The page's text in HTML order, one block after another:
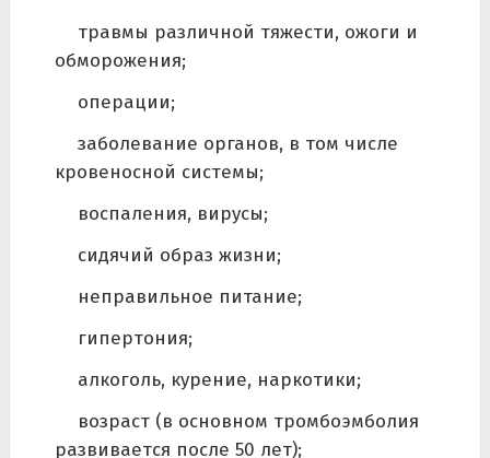
травмы различной тяжести, ожоги и
обморожения;
операции;
заболевание органов, в том числе
кровеносной системы;
воспаления, вирусы;
сидячий образ жизни;
неправильное питание;
гипертония;
алкоголь, курение, наркотики;
возраст (в основном тромбоэмболия
развивается после 50 лет);